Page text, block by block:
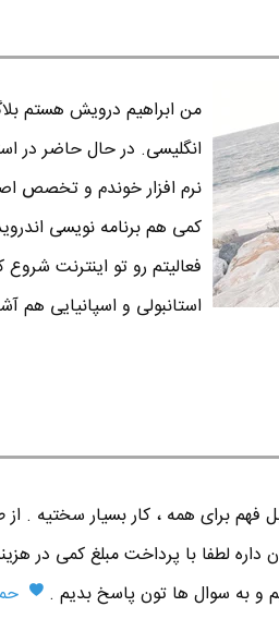
من ابراهیم درویش هستم
انگلیسی. در حال حاضر در
نرم افزار خوندم و تخصص
فعالیتم رو تو اینترنت
استانبولی و اسپانیایی هم
فهم برای همه ، کار بسیار سختیه .
داره لطفا با پرداخت مبلغ کمی در
و به سوال ها تون پاسخ بدیم .